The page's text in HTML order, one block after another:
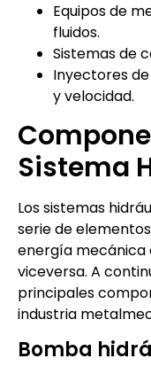
Equipos de
fluidos.
Sistemas de
Inyectores
y velocidad.
Sistema
Los sistemas
serie de
energía mecánica
viceversa. A
principales
industria
Bomba